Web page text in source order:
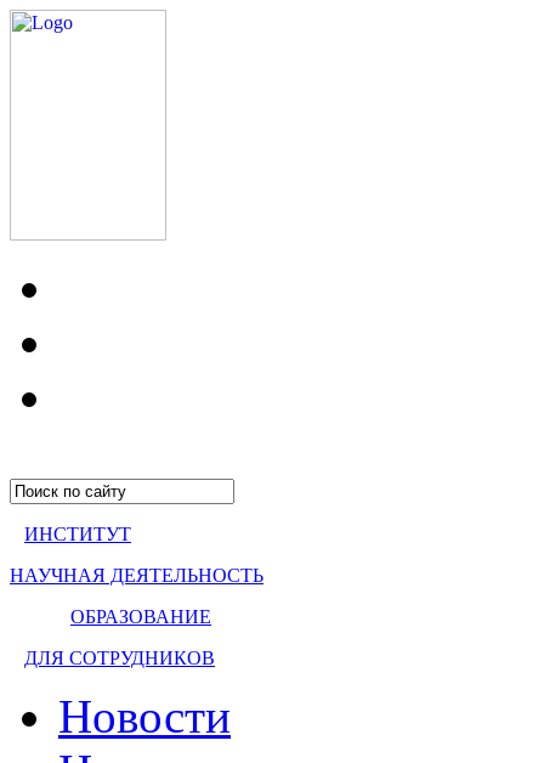
ИНСТИТУТ
НАУЧНАЯ ДЕЯТЕЛЬНОСТЬ
ОБРАЗОВАНИЕ
ДЛЯ СОТРУДНИКОВ
Новости